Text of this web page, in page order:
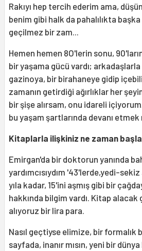
Rakıyı hep tercih ederim ama,
benim gibi halk da pahalılıkta
geçilmez bir zam...
Hemen hemen 8O'lerin sonu,
bir yaşama gücü vardı;
gazinoya, bir birahaneye gidip
zamanın getirdiği ağırlıklar her
bir şişe alırsam, onu idareli
bu yaşam şartlarında devanı etmek
Kitaplarla ilişkiniz ne zaman
Emirgan'da bir doktorun yanında
yardımcısıydım '43'lerde,yedi-sekiz
yıla kadar, 15'ini aşmış gibi bir
hakkında bilgim vardı. Kitap
alıyoruz bir lira para.
Nasıl geçtiyse elimize, bir formalık
sayfada, inanır mısın, yeni bir